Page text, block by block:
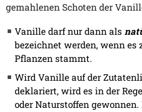
gemahlenen Schoten der
Vanille darf nur dann als
bezeichnet werden, wenn es
Pflanzen stammt.
Wird Vanille auf der
deklariert, wird es in der
oder Naturstoffen